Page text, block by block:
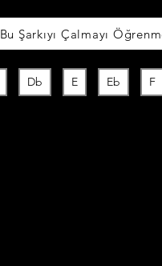
Bu Şarkıyı Çalmayı
Db E Eb F